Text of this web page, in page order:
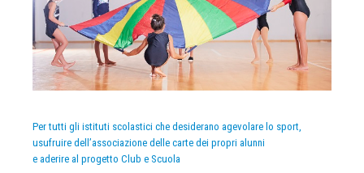
Per tutti gli istituti scolastici che desiderano agevolare lo sport,
usufruire dell’associazione delle carte dei propri alunni
e aderire al progetto Club e Scuola